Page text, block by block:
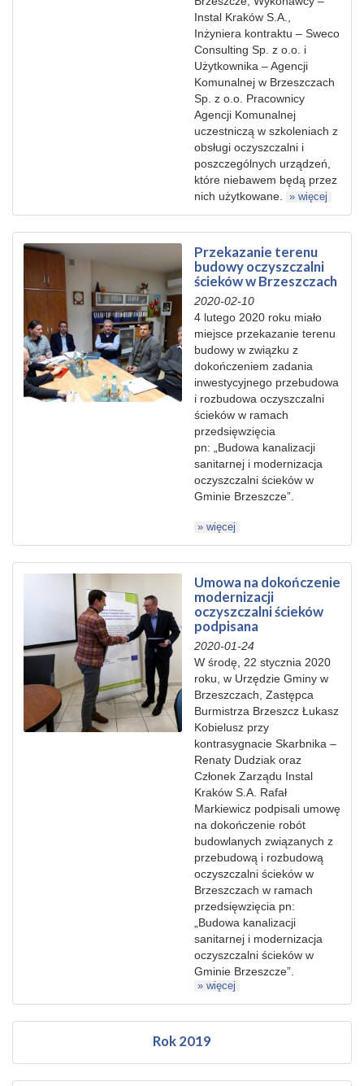
Instal Kraków S.A.,
Inżyniera kontraktu – Sweco
Consulting Sp. z o.o. i
Użytkownika – Agencji
Komunalnej w Brzeszczach
Sp. z o.o. Pracownicy
Agencji Komunalnej
uczestniczą w szkoleniach z
obsługi oczyszczalni i
poszczególnych urządzeń,
które niebawem będą przez
nich użytkowane.
» więcej
Przekazanie terenu
budowy oczyszczalni
ścieków w Brzeszczach
2020-02-10
4 lutego 2020 roku miało
miejsce przekazanie terenu
budowy w związku z
dokończeniem zadania
inwestycyjnego przebudowa
i rozbudowa oczyszczalni
ścieków w ramach
przedsięwzięcia
pn: „Budowa kanalizacji
sanitarnej i modernizacja
oczyszczalni ścieków w
Gminie Brzeszcze”.
» więcej
Umowa na dokończenie
modernizacji
oczyszczalni ścieków
podpisana
2020-01-24
W środę, 22 stycznia 2020
roku, w Urzędzie Gminy w
Brzeszczach, Zastępca
Burmistrza Brzeszcz Łukasz
Kobielusz przy
kontrasygnacie Skarbnika –
Renaty Dudziak oraz
Członek Zarządu Instal
Kraków S.A. Rafał
Markiewicz podpisali umowę
na dokończenie robót
budowlanych związanych z
przebudową i rozbudową
oczyszczalni ścieków w
Brzeszczach w ramach
przedsięwzięcia pn:
„Budowa kanalizacji
sanitarnej i modernizacja
oczyszczalni ścieków w
Gminie Brzeszcze”.
» więcej
Rok 2019